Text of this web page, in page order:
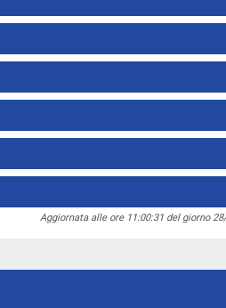
Aggiornata alle ore 11:00:31 del giorno